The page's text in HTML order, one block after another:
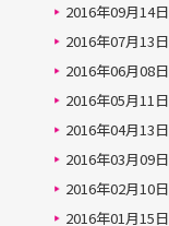
2016年09月14日
2016年07月13日
2016年06月08日
2016年05月11日
2016年04月13日
2016年03月09日
2016年02月10日
2016年01月15日